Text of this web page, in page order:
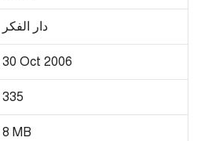
دار الفكر
30 Oct 2006
335
8 MB